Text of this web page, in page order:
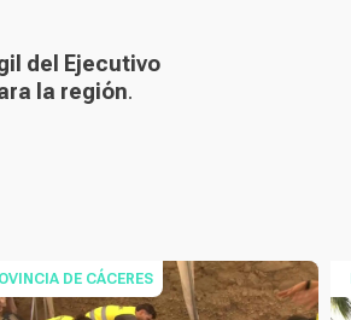
del Ejecutivo
la región.
DE CÁCERES